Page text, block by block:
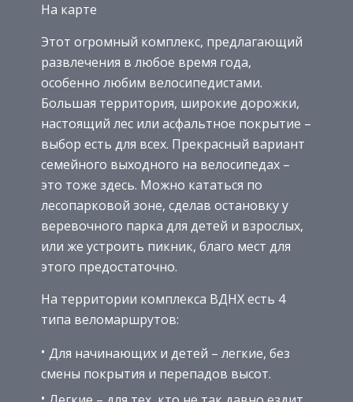
На карте
Этот огромный комплекс, предлагающий
развлечения в любое время года,
особенно любим велосипедистами.
Большая территория, широкие дорожки,
настоящий лес или асфальтное покрытие –
выбор есть для всех. Прекрасный вариант
семейного выходного на велосипедах –
это тоже здесь. Можно кататься по
лесопарковой зоне, сделав остановку у
веревочного парка для детей и взрослых,
или же устроить пикник, благо мест для
этого предостаточно.
На территории комплекса ВДНХ есть 4
типа веломаршрутов:
Для начинающих и детей – легкие, без
смены покрытия и перепадов высот.